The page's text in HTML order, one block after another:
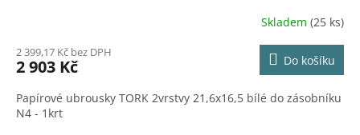
R
M
A
Skladem (25 ks)
2 399,17 Kč bez DPH
2 903 Kč Do košíku
Papírové ubrousky TORK 2vrstvy 21,6x16,5 bílé do zásobníku
N4 - 1krt